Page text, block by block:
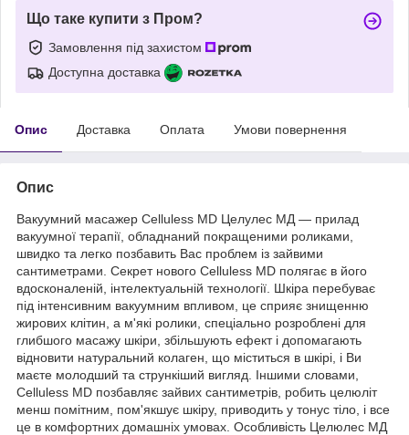
Що таке купити з Пром?
Замовлення під захистом
Доступна доставка
Опис Доставка Оплата Умови повернення
Опис
Вакуумний масажер Celluless MD Целулес МД — прилад
вакуумної терапії, обладнаний покращеними роликами,
швидко та легко позбавить Вас проблем із зайвими
сантиметрами. Секрет нового Celluless MD полягає в його
вдосконаленій, інтелектуальній технології. Шкіра перебуває
під інтенсивним вакуумним впливом, це сприяє знищенню
жирових клітин, а м'які ролики, спеціально розроблені для
глибшого масажу шкіри, збільшують ефект і допомагають
відновити натуральний колаген, що міститься в шкірі, і Ви
маєте молодший та стрункіший вигляд. Іншими словами,
Celluless MD позбавляє зайвих сантиметрів, робить целюліт
менш помітним, пом'якшує шкіру, приводить у тонус тіло, і все
це в комфортних домашніх умовах. Особливість Целюлес МД